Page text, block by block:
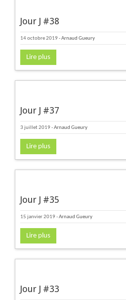
Jour J #38
14 octobre 2019-Arnaud Gueury
Lire plus
Jour J #37
3 juillet 2019-Arnaud Gueury
Lire plus
Jour J #35
15 janvier 2019-Arnaud Gueury
Lire plus
Jour J #33